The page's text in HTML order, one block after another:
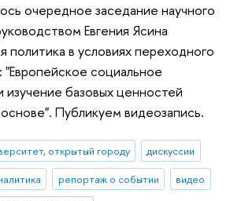
очередное заседание научного
Евгения Ясина
политика в условиях переходного
социальное
изучение базовых ценностей
Публикуем видеозапись.
открытый городу
дискуссии
репортаж о событии
видео